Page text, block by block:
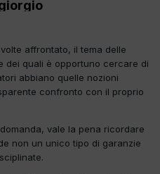
affrontato, il tema delle
dei quali è opportuno cercare di
abbiano quelle nozioni
confronto con il proprio
vale la pena ricordare
non un unico tipo di garanzie